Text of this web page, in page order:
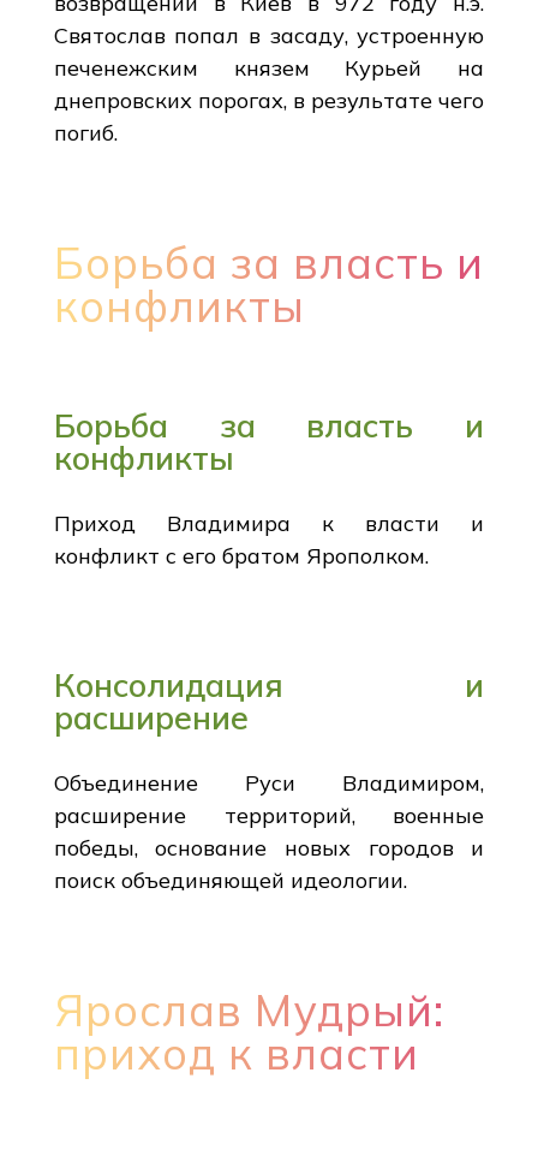
Святослав попал в засаду, устроенную
печенежским князем Курьей на
днепровских порогах, в результате чего
погиб.
Борьба за власть и
конфликты
Борьба за власть и
конфликты
Приход Владимира к власти и
конфликт с его братом Ярополком.
Консолидация и
расширение
Объединение Руси Владимиром,
расширение территорий, военные
победы, основание новых городов и
поиск объединяющей идеологии.
Ярослав Мудрый:
приход к власти